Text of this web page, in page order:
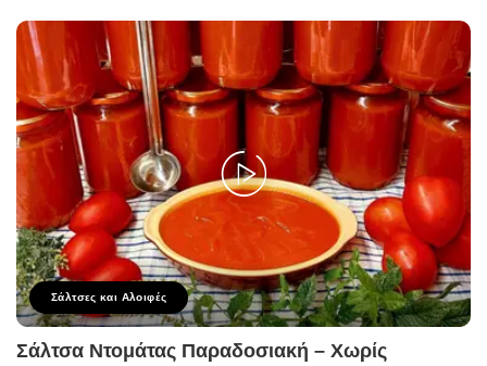
Σάλτσες και Αλοιφές
Σάλτσα Ντομάτας Παραδοσιακή – Χωρίς